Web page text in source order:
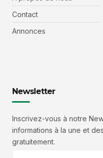
Contact
Annonces
Newsletter
Inscrivez-vous à notre
informations à la une et
gratuitement.